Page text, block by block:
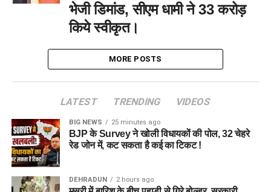
भेजी डिमांड, सीएम धामी ने 33 करोड़
किये स्वीकृत।
MORE POSTS
LATEST TRENDING VIDEOS
BIG NEWS 25 minutes ago
BJP के Survey ने खोली विधायकों की पोल, 32 चेहरे
रेड जोन में, कट सकता है कई का टिकट !
DEHRADUN 2 hours ago